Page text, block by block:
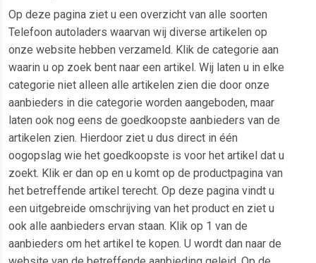
Op deze pagina ziet u een overzicht van alle soorten
Telefoon autoladers waarvan wij diverse artikelen op
onze website hebben verzameld. Klik de categorie aan
waarin u op zoek bent naar een artikel. Wij laten u in elke
categorie niet alleen alle artikelen zien die door onze
aanbieders in die categorie worden aangeboden, maar
laten ook nog eens de goedkoopste aanbieders van de
artikelen zien. Hierdoor ziet u dus direct in één
oogopslag wie het goedkoopste is voor het artikel dat u
zoekt. Klik er dan op en u komt op de productpagina van
het betreffende artikel terecht. Op deze pagina vindt u
een uitgebreide omschrijving van het product en ziet u
ook alle aanbieders ervan staan. Klik op 1 van de
aanbieders om het artikel te kopen. U wordt dan naar de